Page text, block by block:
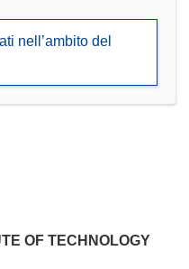
nell’ambito del
OF TECHNOLOGY